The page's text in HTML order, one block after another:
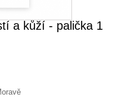
a kůží - palička 1